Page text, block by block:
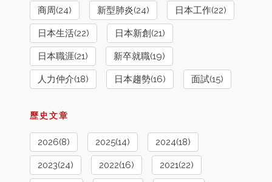
商周(24) 新型肺炎(24) 日本工作(22)
日本生活(22) 日本新創(21)
日本職涯(21) 新卒就職(19)
人力仲介(18) 日本趨勢(16) 面試(15)
歷史文章
2026(8) 2025(14) 2024(18)
2023(24) 2022(16) 2021(22)